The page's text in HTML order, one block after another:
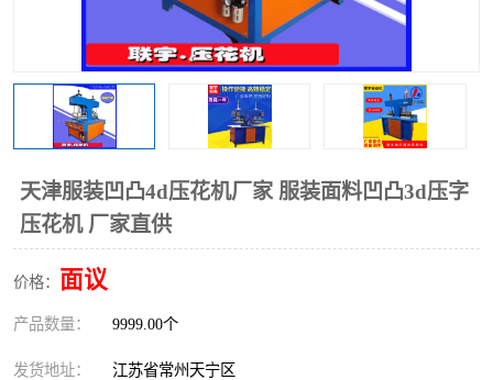
天津服装凹凸4d压花机厂家 服装面料凹凸3d压字
压花机 厂家直供
价格： 面议
产品数量： 9999.00个
发货地址： 江苏省常州天宁区